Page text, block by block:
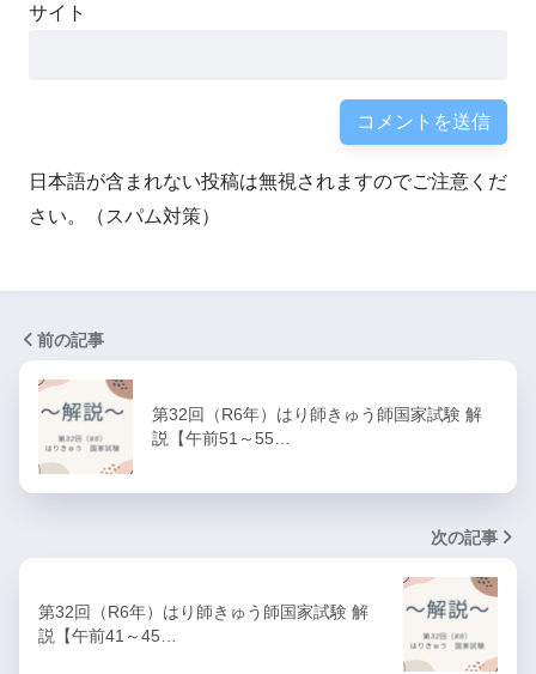
サイト
日本語が含まれない投稿は無視されますのでご注意くだ
さい。（スパム対策）
前の記事
第32回（R6年）はり師きゅう師国家試験 解
説【午前51～55…
次の記事
第32回（R6年）はり師きゅう師国家試験 解
説【午前41～45…